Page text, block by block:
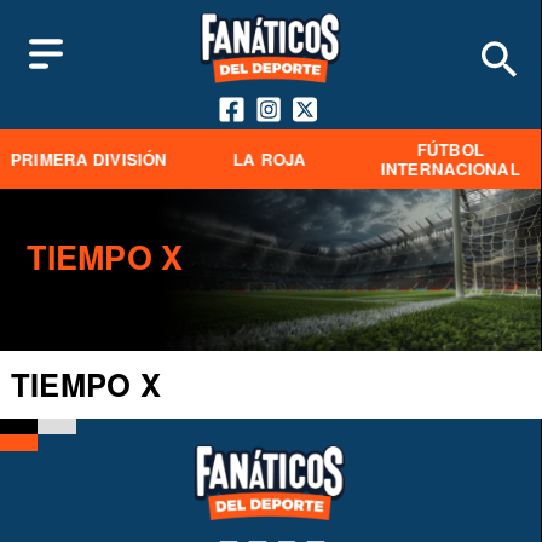
PRIMERA DIVISIÓN LA ROJA
FÚTBOL
INTERNACIONAL
TIEMPO X
TIEMPO X